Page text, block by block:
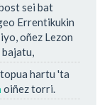
sei bat
Errentikukin
oñez Lezon
hartu 'ta
oiñez torri.